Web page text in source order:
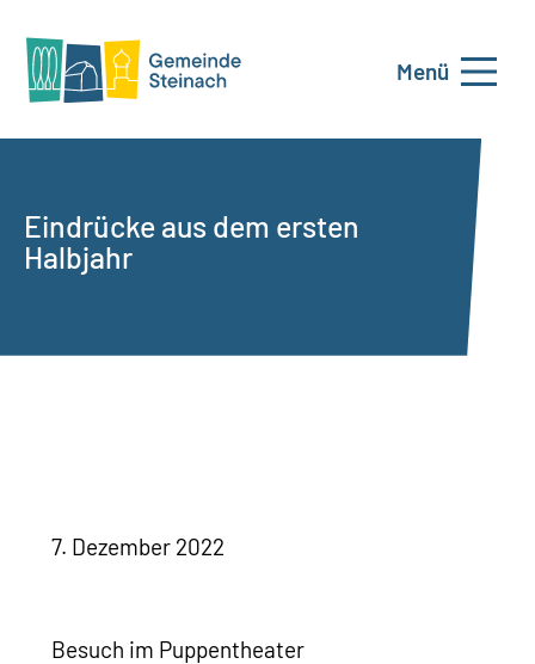
Menü
Eindrücke aus dem ersten
Halbjahr
7. Dezember 2022
Besuch im Puppentheater